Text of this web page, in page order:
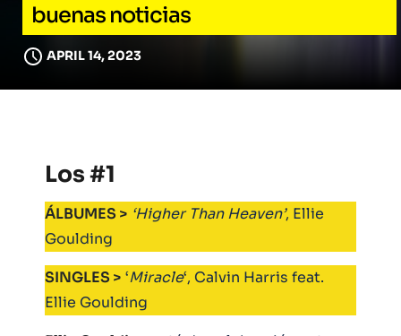
buenas noticias
APRIL 14, 2023
Los #1
ÁLBUMES > ‘Higher Than Heaven’, Ellie
Goulding
SINGLES > ‘Miracle‘, Calvin Harris feat.
Ellie Goulding